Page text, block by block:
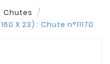
Chutes
X 23) : Chute n°11170